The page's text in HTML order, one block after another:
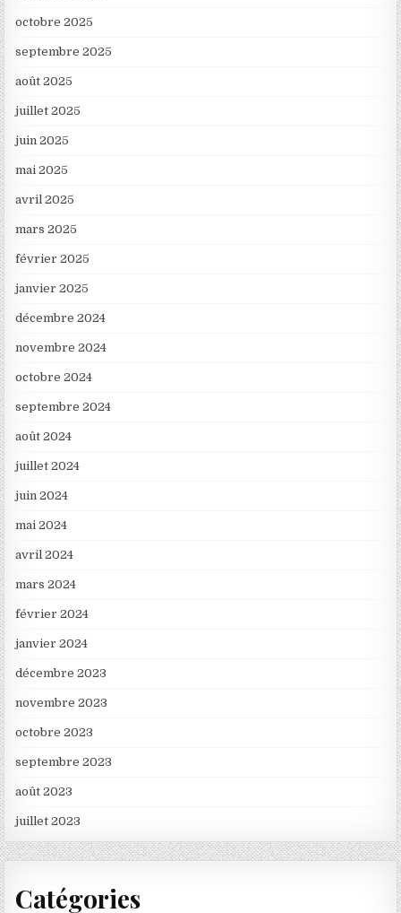
octobre 2025
septembre 2025
août 2025
juillet 2025
juin 2025
mai 2025
avril 2025
mars 2025
février 2025
janvier 2025
décembre 2024
novembre 2024
octobre 2024
septembre 2024
août 2024
juillet 2024
juin 2024
mai 2024
avril 2024
mars 2024
février 2024
janvier 2024
décembre 2023
novembre 2023
octobre 2023
septembre 2023
août 2023
juillet 2023
Catégories